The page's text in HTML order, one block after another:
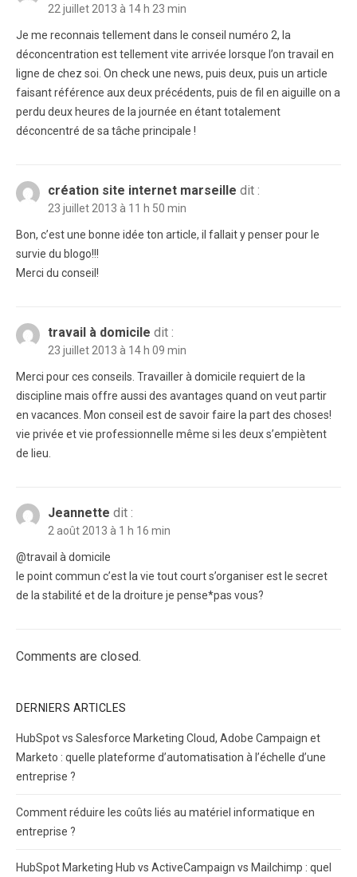
22 juillet 2013 à 14 h 23 min
Je me reconnais tellement dans le conseil numéro 2, la
déconcentration est tellement vite arrivée lorsque l’on travail en
ligne de chez soi. On check une news, puis deux, puis un article
faisant référence aux deux précédents, puis de fil en aiguille on a
perdu deux heures de la journée en étant totalement
déconcentré de sa tâche principale !
création site internet marseille dit :
23 juillet 2013 à 11 h 50 min
Bon, c’est une bonne idée ton article, il fallait y penser pour le
survie du blogo!!!
Merci du conseil!
travail à domicile dit :
23 juillet 2013 à 14 h 09 min
Merci pour ces conseils. Travailler à domicile requiert de la
discipline mais offre aussi des avantages quand on veut partir
en vacances. Mon conseil est de savoir faire la part des choses!
vie privée et vie professionnelle même si les deux s’empiètent
de lieu.
Jeannette dit :
2 août 2013 à 1 h 16 min
@travail à domicile
le point commun c’est la vie tout court s’organiser est le secret
de la stabilité et de la droiture je pense*pas vous?
Comments are closed.
DERNIERS ARTICLES
HubSpot vs Salesforce Marketing Cloud, Adobe Campaign et
Marketo : quelle plateforme d’automatisation à l’échelle d’une
entreprise ?
Comment réduire les coûts liés au matériel informatique en
entreprise ?
HubSpot Marketing Hub vs ActiveCampaign vs Mailchimp : quel